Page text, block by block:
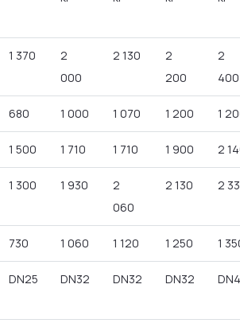
1 370
2
000
2 130
2
200
2
400
680 1 000 1 070 1 200 1
1 500 1 710 1 710 1 900 2
1 300 1 930
2
060
2 130 2
730 1 060 1 120 1 250 1
DN25 DN32 DN32 DN32